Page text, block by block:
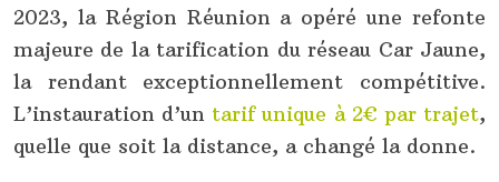
2023, la Région Réunion a opéré une refonte
majeure de la tarification du réseau Car Jaune,
la rendant exceptionnellement compétitive.
L’instauration d’un tarif unique à 2€ par trajet,
quelle que soit la distance, a changé la donne.